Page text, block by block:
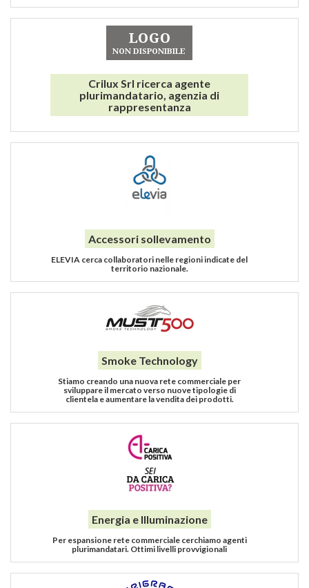
Crilux Srl ricerca agente
plurimandatario, agenzia di
rappresentanza
Accessori sollevamento
ELEVIA cerca collaboratori nelle regioni indicate del
territorio nazionale.
Smoke Technology
Stiamo creando una nuova rete commerciale per
sviluppare il mercato verso nuove tipologie di
clientela e aumentare la vendita dei prodotti.
Energia e Illuminazione
Per espansione rete commerciale cerchiamo agenti
plurimandatari. Ottimi livelli provvigionali